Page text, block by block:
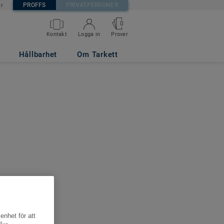
PROFFS PRIVATPERSONER
Kontakt Logga in
0
Prover
Hållbarhet Om Tarkett
för att